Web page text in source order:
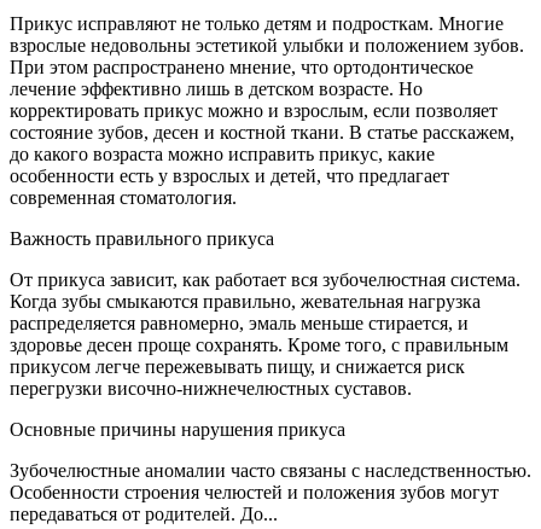
Прикус исправляют не только детям и подросткам. Многие
взрослые недовольны эстетикой улыбки и положением зубов.
При этом распространено мнение, что ортодонтическое
лечение эффективно лишь в детском возрасте. Но
корректировать прикус можно и взрослым, если позволяет
состояние зубов, десен и костной ткани. В статье расскажем,
до какого возраста можно исправить прикус, какие
особенности есть у взрослых и детей, что предлагает
современная стоматология.
Важность правильного прикуса
От прикуса зависит, как работает вся зубочелюстная система.
Когда зубы смыкаются правильно, жевательная нагрузка
распределяется равномерно, эмаль меньше стирается, и
здоровье десен проще сохранять. Кроме того, с правильным
прикусом легче пережевывать пищу, и снижается риск
перегрузки височно-нижнечелюстных суставов.
Основные причины нарушения прикуса
Зубочелюстные аномалии часто связаны с наследственностью.
Особенности строения челюстей и положения зубов могут
передаваться от родителей. До...